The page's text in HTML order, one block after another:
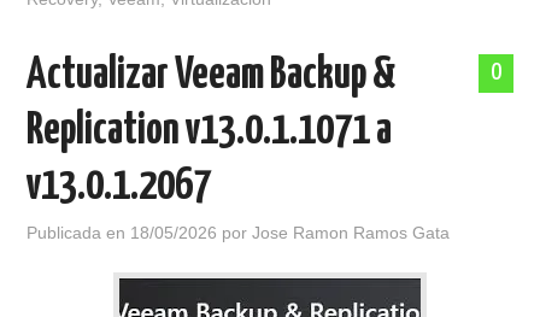
0
Actualizar Veeam Backup &
Replication v13.0.1.1071 a
v13.0.1.2067
Publicada en 18/05/2026 porJose Ramon Ramos Gata